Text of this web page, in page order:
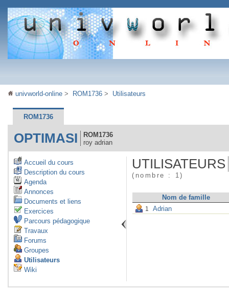
univworld-online > ROM1736 > Utilisateurs
ROM1736
OPTIMASI
ROM1736
roy adrian
Accueil du cours
Description du cours
Agenda
Annonces
Documents et liens
Exercices
Parcours pédagogique
Travaux
Forums
Groupes
Utilisateurs
Wiki
UTILISATEURS
(nombre : 1)
Nom de famille
1 Adrian